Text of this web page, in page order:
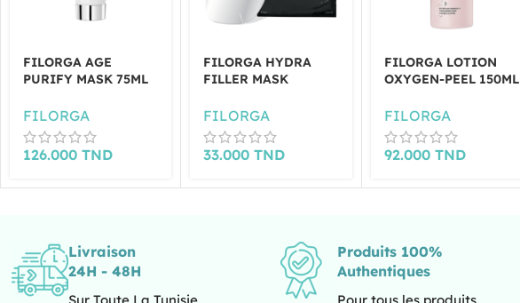
FILORGA AGE
PURIFY MASK 75ML
FILORGA
126.000 TND
FILORGA HYDRA
FILLER MASK
FILORGA
33.000TND
FILORGA LOTION
OXYGEN-PEEL 150ML
FILORGA
92.000 TND
Livraison
24H - 48H
Produits 100%
Authentiques